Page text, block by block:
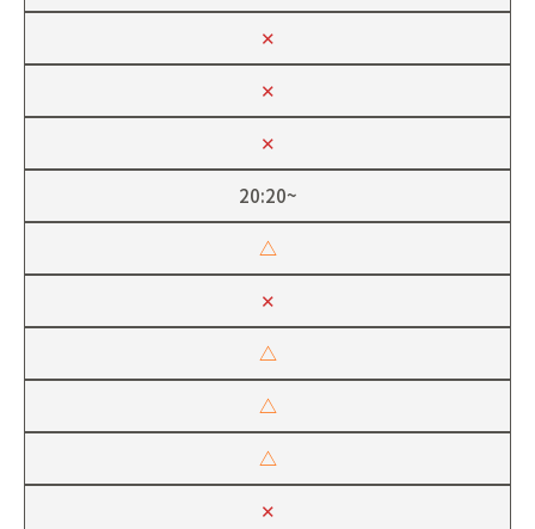
✕
✕
✕
20:20~
△
✕
△
△
△
✕